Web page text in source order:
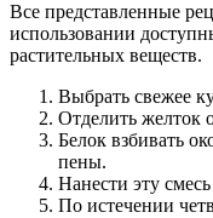
Все представленные
использовании
растительных веществ.
Выбрать свежее
Отделить желток
Белок взбивать
пены.
Нанести эту
По истечении